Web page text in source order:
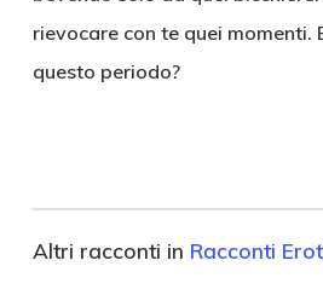
rievocare con te quei momenti.
questo periodo?
Altri racconti in Racconti